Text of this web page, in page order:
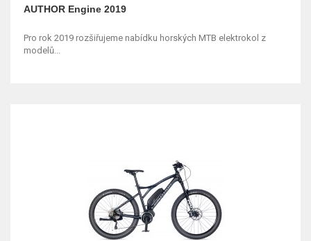
AUTHOR Engine 2019
Pro rok 2019 rozšiřujeme nabídku horských MTB elektrokol z
modelů...